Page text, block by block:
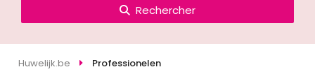
Rechercher
Huwelijk.be Professionelen